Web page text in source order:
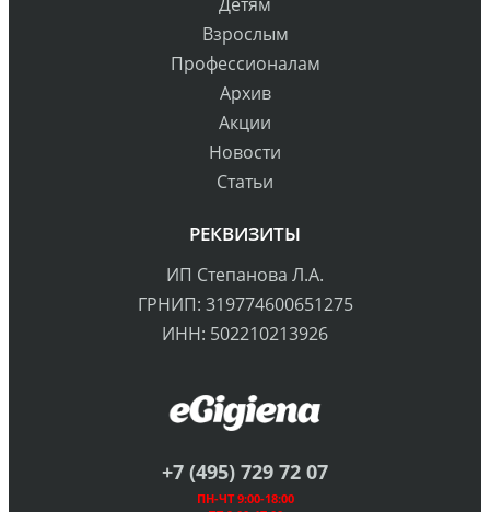
Взрослым
Профессионалам
Архив
Акции
Новости
Статьи
РЕКВИЗИТЫ
ИП Степанова Л.А.
ГРНИП: 319774600651275
ИНН: 502210213926
+7 (495) 729 72 07
ПН-ЧТ 9:00-18:00